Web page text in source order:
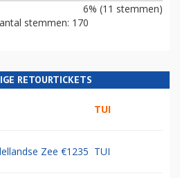
6% (11 stemmen)
stemmen: 170
RETOURTICKETS
TUI
Zee €1235 TUI